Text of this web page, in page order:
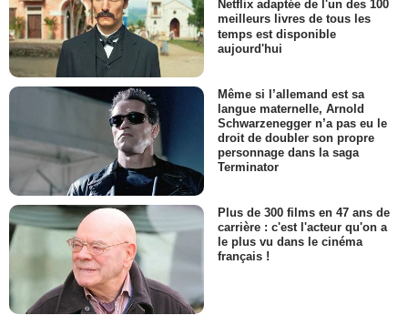
Netflix adaptée de l'un des 100
meilleurs livres de tous les
temps est disponible
aujourd'hui
Même si l’allemand est sa
langue maternelle, Arnold
Schwarzenegger n’a pas eu le
droit de doubler son propre
personnage dans la saga
Terminator
Plus de 300 films en 47 ans de
carrière : c'est l'acteur qu'on a
le plus vu dans le cinéma
français !